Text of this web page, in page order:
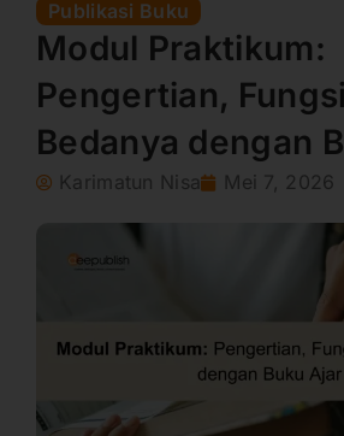
Publikasi Buku
Modul Praktikum:
Pengertian,
Bedanya dengan
Karimatun Nisa Mei 7, 2026